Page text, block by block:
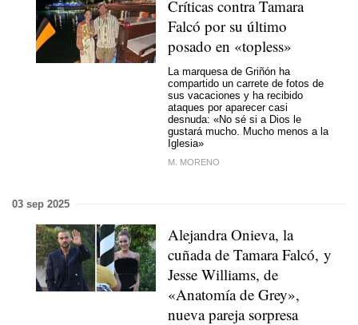
Críticas contra Tamara
Falcó por su último
posado en «topless»
La marquesa de Griñón ha
compartido un carrete de fotos de
sus vacaciones y ha recibido
ataques por aparecer casi
desnuda: «No sé si a Dios le
gustará mucho. Mucho menos a la
Iglesia»
M. MORENO
03 sep 2025
Alejandra Onieva, la
cuñada de Tamara Falcó, y
Jesse Williams, de
«Anatomía de Grey»,
nueva pareja sorpresa